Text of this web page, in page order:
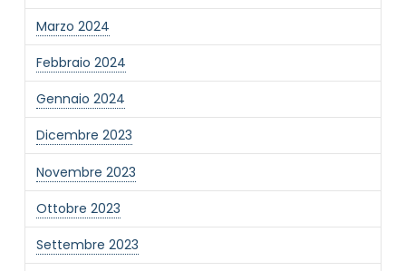
Marzo 2024
Febbraio 2024
Gennaio 2024
Dicembre 2023
Novembre 2023
Ottobre 2023
Settembre 2023